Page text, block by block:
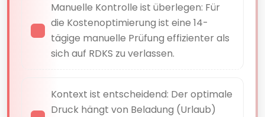
Manuelle Kontrolle ist überlegen: Für
die Kostenoptimierung ist eine 14-
tägige manuelle Prüfung effizienter als
sich auf RDKS zu verlassen.
Kontext ist entscheidend: Der optimale
Druck hängt von Beladung (Urlaub)